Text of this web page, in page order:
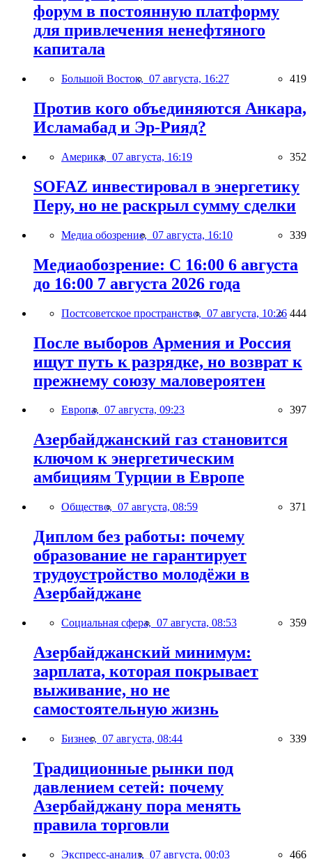
форум в постоянную платформу
для привлечения ненефтяного
капитала
Большой Восток, 07 августа, 16:27 419
Против кого объединяются Анкара,
Исламабад и Эр-Рияд?
Америка, 07 августа, 16:19 352
SOFAZ инвестировал в энергетику
Перу, но не раскрыл сумму сделки
Медиа обозрение, 07 августа, 16:10 339
Медиаобозрение: С 16:00 6 августа
до 16:00 7 августа 2026 года
Постсоветское пространство, 07 августа, 10:26 444
После выборов Армения и Россия
ищут путь к разрядке, но возврат к
прежнему союзу маловероятен
Европа, 07 августа, 09:23 397
Азербайджанский газ становится
ключом к энергетическим
амбициям Турции в Европе
Общество, 07 августа, 08:59 371
Диплом без работы: почему
образование не гарантирует
трудоустройство молодёжи в
Азербайджане
Социальная сфера, 07 августа, 08:53 359
Азербайджанский минимум:
зарплата, которая покрывает
выживание, но не
самостоятельную жизнь
Бизнес, 07 августа, 08:44 339
Традиционные рынки под
давлением сетей: почему
Азербайджану пора менять
правила торговли
Экспресс-анализ, 07 августа, 00:03 466